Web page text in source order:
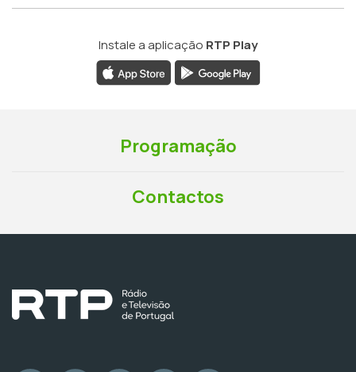
Instale a aplicação RTP Play
Programação
Contactos